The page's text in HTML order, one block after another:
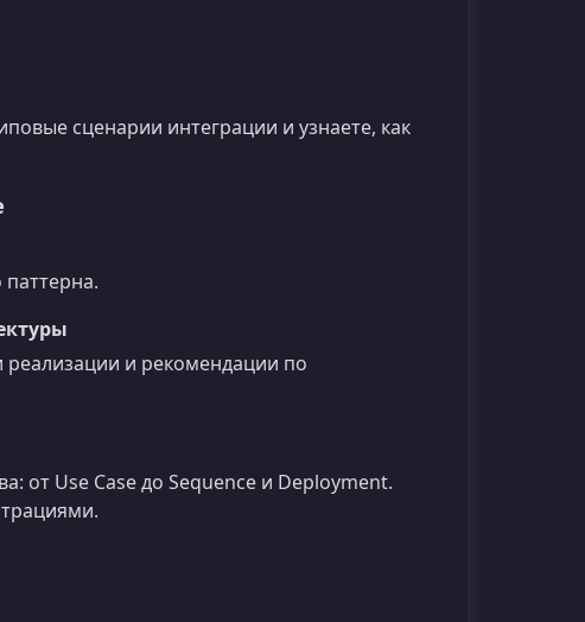
сценарии интеграции и узнаете, как
и рекомендации по
от Use Case до Sequence и Deployment.